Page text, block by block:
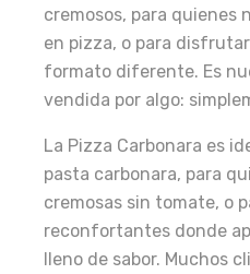
cremosos, para quienes
en pizza, o para
formato diferente. Es
vendida por algo:
La Pizza Carbonara es
pasta carbonara, para
cremosas sin tomate, o
reconfortantes donde
lleno de sabor. Muchos